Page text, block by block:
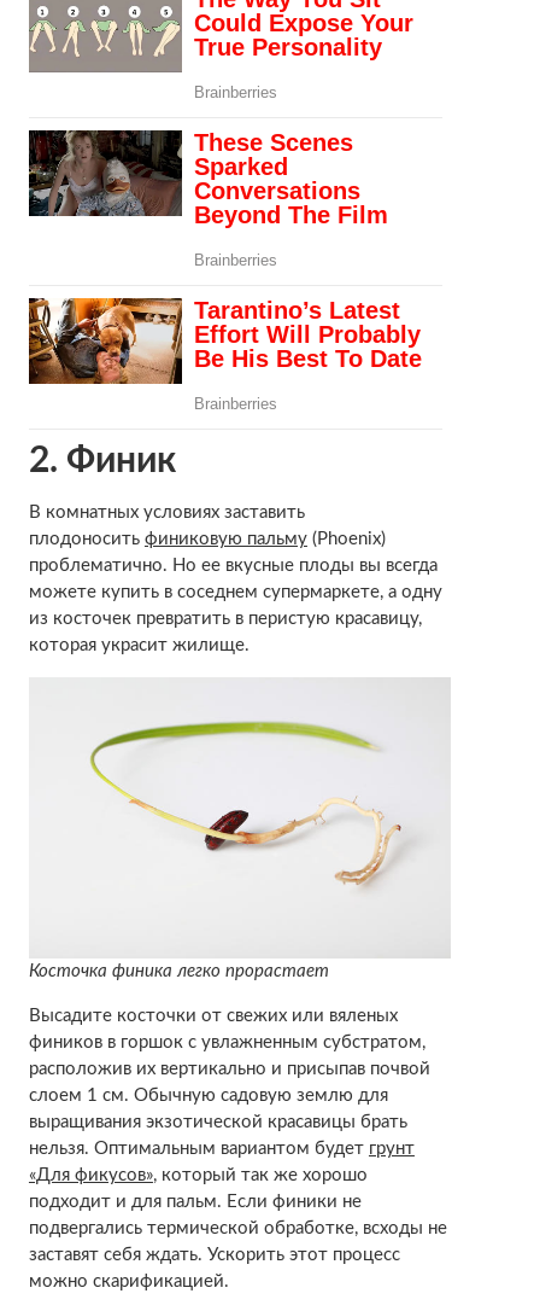
2. Финик
В комнатных условиях заставить
плодоносить финиковую пальму(Phoenix)
проблематично. Но ее вкусные плоды вы всегда
можете купить в соседнем супермаркете, а одну
из косточек превратить в перистую красавицу,
которая украсит жилище.
Косточка финика легко прорастает
Высадите косточки от свежих или вяленых
фиников в горшок с увлажненным субстратом,
расположив их вертикально и присыпав почвой
слоем 1 см. Обычную садовую землю для
выращивания экзотической красавицы брать
нельзя. Оптимальным вариантом будет грунт
«Для фикусов», который так же хорошо
подходит и для пальм. Если финики не
подвергались термической обработке, всходы не
заставят себя ждать. Ускорить этот процесс
можно скарификацией.